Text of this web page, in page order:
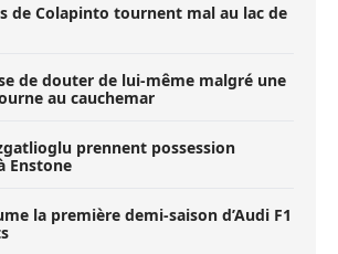
de Colapinto tournent mal au lac de
de douter de lui-même malgré une
au cauchemar
prennent possession
Enstone
la première demi-saison d’Audi F1